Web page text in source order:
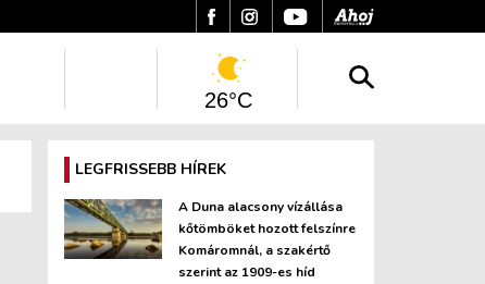
26°C
LEGFRISSEBB HÍREK
A Duna alacsony vízállása
kőtömböket hozott felszínre
Komáromnál, a szakértő
szerint az 1909-es híd